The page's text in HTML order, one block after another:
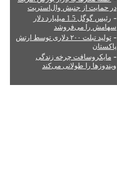
در حمایت از جنبش وال‌استریت
-
رئیس گوگل 1.5 میلیارد دلار
سهامش را می‌فروشد
-
تولید تبلت ۲۰۰ دلاری توسط ارتش
پاکستان
- مایکروسافت چرخه زندگی
ویندوزها را طولانی می‌کند